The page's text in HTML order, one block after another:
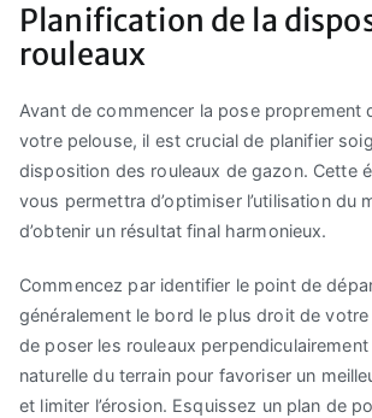
Planification de la
rouleaux
Avant de commencer la pose proprement
votre pelouse, il est crucial de planifier
disposition des rouleaux de gazon. Cette
vous permettra d’optimiser l’utilisation du
d’obtenir un résultat final harmonieux.
Commencez par identifier le point de
généralement le bord le plus droit de votre
de poser les rouleaux perpendiculairement
naturelle du terrain pour favoriser un
et limiter l’érosion. Esquissez un plan de